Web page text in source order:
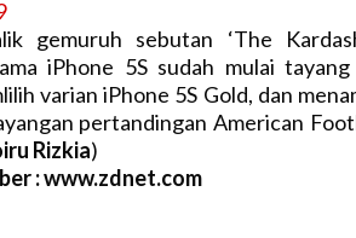
gemuruh sebutan ‘The
iPhone 5S sudah mulai
varian iPhone 5S Gold, dan
pertandingan American
Rizkia)
: www.zdnet.com